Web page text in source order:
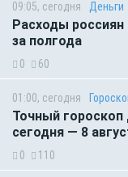
09:05, сегодня Деньги
Расходы
за полгода
0 60
01:00, сегодня
Точный гороскоп
сегодня — 8
0 110